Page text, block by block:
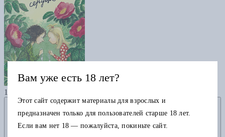
Две половинки сердца
1390
Добавить в избранное
Вам уже есть 18 лет?
Этот сайт содержит материалы для взрослых и
предназначен только для пользователей старше 18 лет.
Если вам нет 18 — пожалуйста, покиньте сайт.